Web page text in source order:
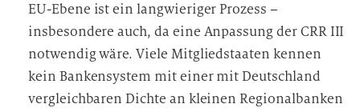
EU-Ebene ist ein langwieriger Prozess –
insbesondere auch, da eine Anpassung der CRR III
notwendig wäre. Viele Mitgliedstaaten kennen
kein Bankensystem mit einer mit Deutschland
vergleichbaren Dichte an kleinen Regionalbanken